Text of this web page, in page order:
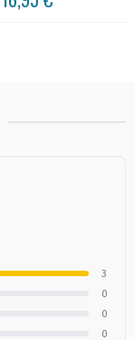
3
0
0
0